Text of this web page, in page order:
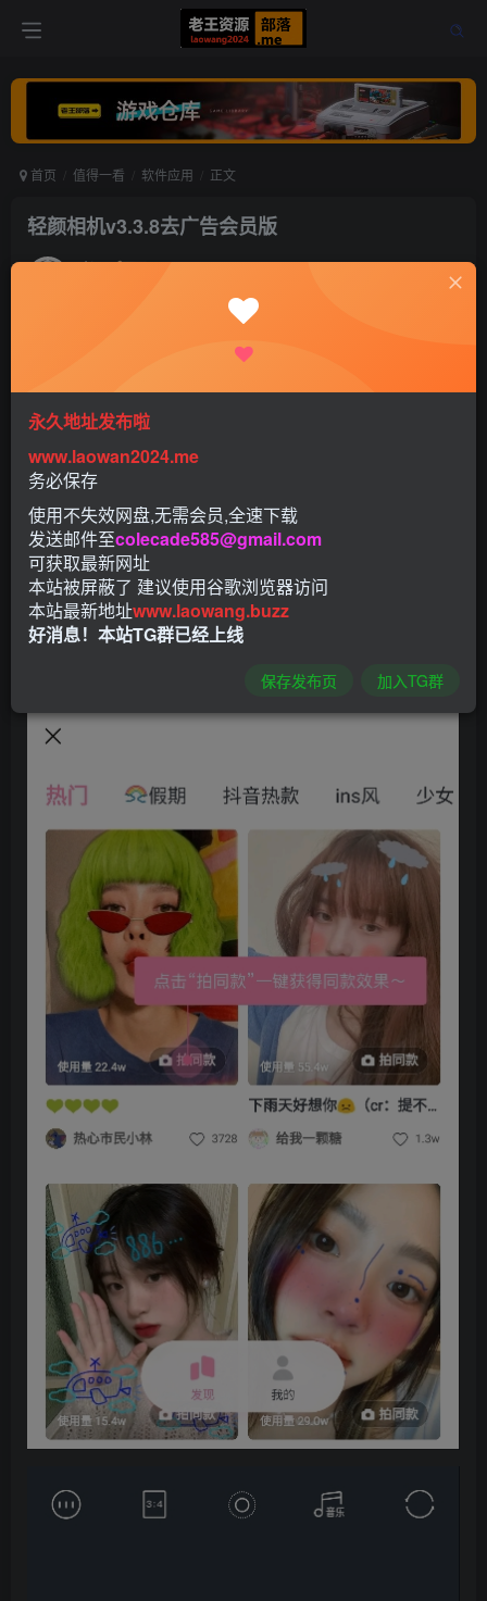
首页 值得一看 软件应用 正文
轻颜相机v3.3.8去广告会员版
老王 打赏
永久地址发布啦
www.laowan2024.me
务必保存
使用不失效网盘,无需会员,全速下载
发送邮件至colecade585@gmail.com
可获取最新网址
本站被屏蔽了 建议使用谷歌浏览器访问
本站最新地址www.laowang.buzz
好消息！本站TG群已经上线
保存发布页 加入TG群